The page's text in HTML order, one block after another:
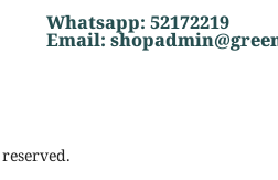
Whatsapp: 52172219
Email: